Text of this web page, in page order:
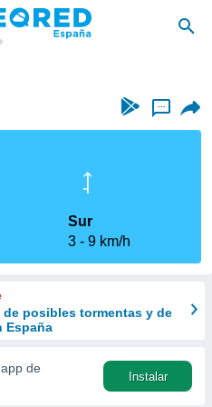
...
Sur
3
9 km/h
de posibles tormentas y de
España
de
Instalar